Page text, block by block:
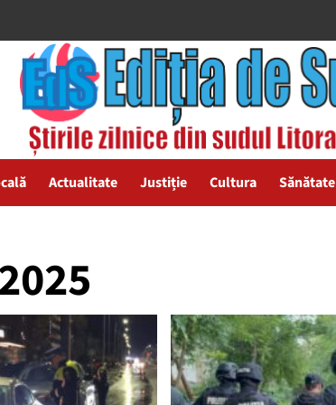
Actualitate Justiție Cultura Sănătate